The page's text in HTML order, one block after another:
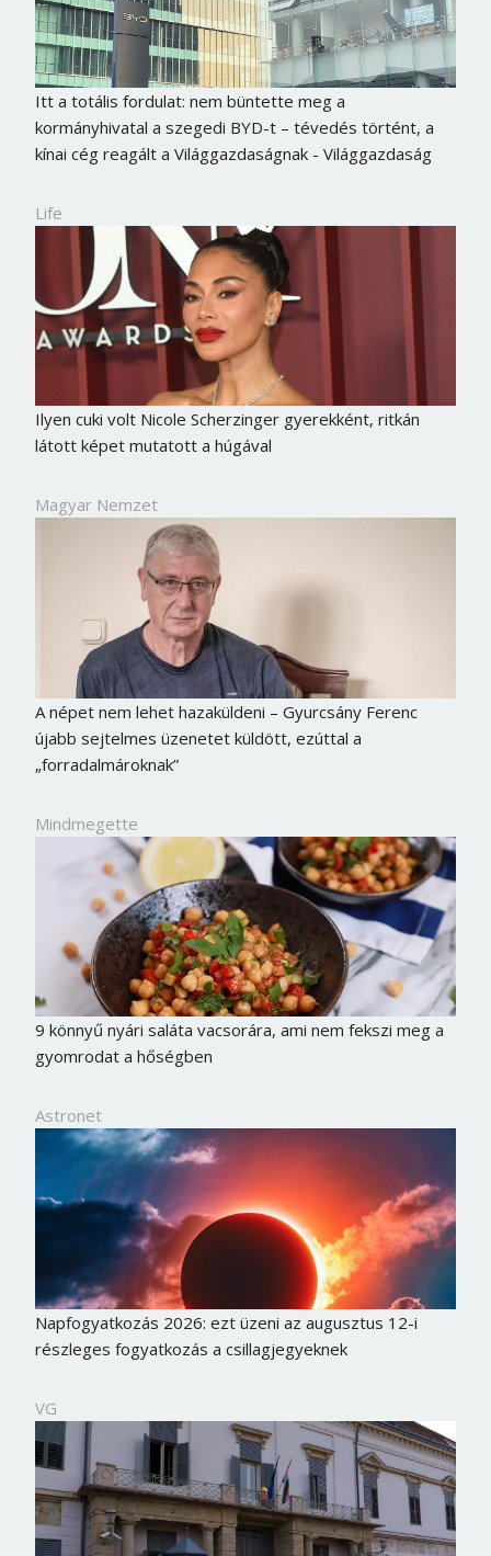
Itt a totális fordulat: nem büntette meg a
kormányhivatal a szegedi BYD-t – tévedés történt, a
kínai cég reagált a Világgazdaságnak - Világgazdaság
Life
Ilyen cuki volt Nicole Scherzinger gyerekként, ritkán
látott képet mutatott a húgával
Magyar Nemzet
A népet nem lehet hazaküldeni – Gyurcsány Ferenc
újabb sejtelmes üzenetet küldött, ezúttal a
„forradalmároknak”
Mindmegette
9 könnyű nyári saláta vacsorára, ami nem fekszi meg a
gyomrodat a hőségben
Astronet
Napfogyatkozás 2026: ezt üzeni az augusztus 12-i
részleges fogyatkozás a csillagjegyeknek
VG
Borsonline bejelentkezés
E-mail cím vagy felhasználónév